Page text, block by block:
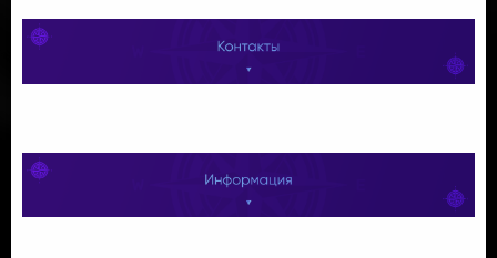
—
—
Без вложений для Вас —
— Выплаты 2 раза в месяц —